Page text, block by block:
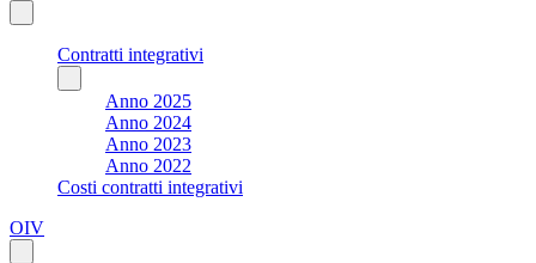
Contratti integrativi
Anno 2025
Anno 2024
Anno 2023
Anno 2022
Costi contratti integrativi
OIV